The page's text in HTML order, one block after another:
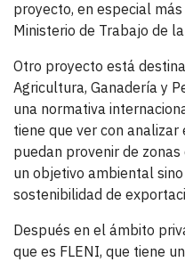
proyecto, en especial
Ministerio de Trabajo de
Otro proyecto está
Agricultura, Ganadería y
una normativa
tiene que ver con
puedan provenir de
un objetivo ambiental
sostenibilidad de
Después en el ámbito
que es FLENI, que tiene